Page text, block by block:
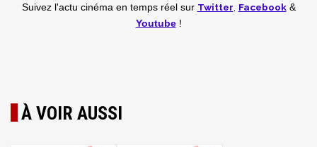
Suivez l'actu cinéma en temps réel sur Twitter Facebook&
Youtube!
À VOIR AUSSI